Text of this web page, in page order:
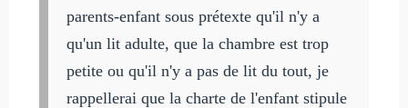
parents-enfant sous prétexte qu'il n'y a
qu'un lit adulte, que la chambre est trop
petite ou qu'il n'y a pas de lit du tout, je
rappellerai que la charte de l'enfant stipule